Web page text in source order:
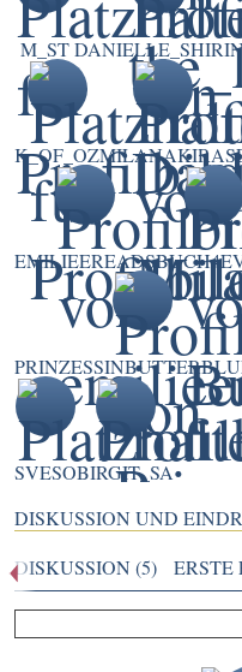
M_ST DANIELLE_SHIRIN
K_OF_OZMILANAKIRA
EMILIEEREADS
SVESOBIRGIT_SA
DISKUSSION UND
DISKUSSION (5)
ERSTE